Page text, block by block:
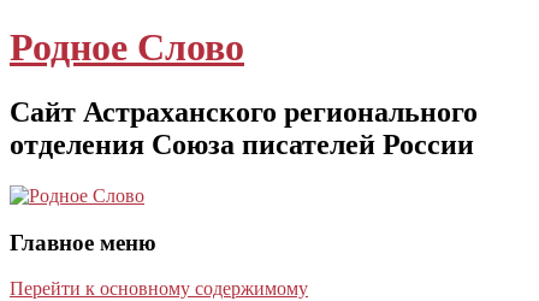
Родное Слово
Сайт Астраханского регионального
отделения Союза писателей России
Главное меню
Перейти к основному содержимому